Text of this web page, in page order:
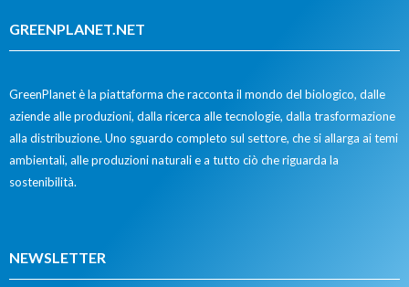
GREENPLANET.NET
GreenPlanet è la piattaforma che racconta il mondo del biologico, dalle
aziende alle produzioni, dalla ricerca alle tecnologie, dalla trasformazione
alla distribuzione. Uno sguardo completo sul settore, che si allarga ai temi
ambientali, alle produzioni naturali e a tutto ciò che riguarda la
sostenibilità.
NEWSLETTER